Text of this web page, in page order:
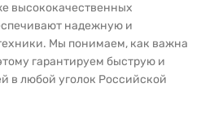
высококачественных
надежную и
Мы понимаем, как важна
гарантируем быструю и
в любой уголок Российской